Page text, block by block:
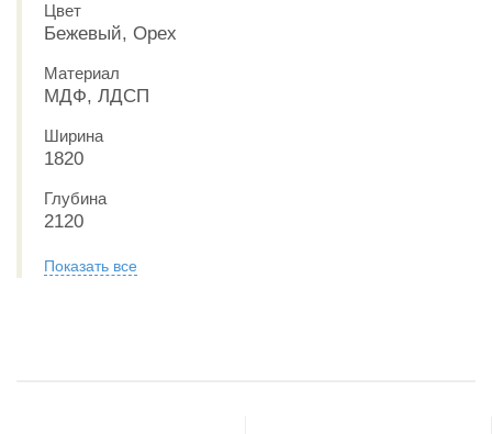
Цвет
Бежевый, Орех
Материал
МДФ, ЛДСП
Ширина
1820
Глубина
2120
Показать все